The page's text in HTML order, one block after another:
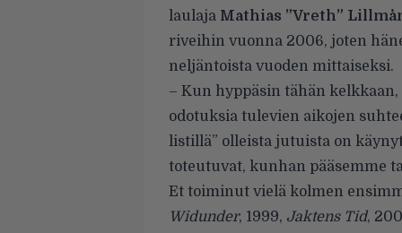
laulaja Mathias ”Vreth”
riveihin vuonna 2006, joten
neljäntoista vuoden mittaiseksi.
– Kun hyppäsin tähän
odotuksia tulevien aikojen
listillä” olleista jutuista on
toteutuvat, kunhan pääsemme
Et toiminut vielä kolmen
Widunder, 1999, Jaktens Tid,